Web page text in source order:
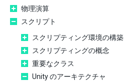
物理演算
スクリプト
スクリプティング環境の構築
スクリプティングの概念
重要なクラス
Unity のアーキテクチャ